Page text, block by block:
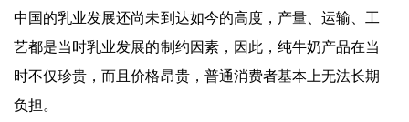
中国的乳业发展还尚未到达如今的高度，产量、运输、工
艺都是当时乳业发展的制约因素，因此，纯牛奶产品在当
时不仅珍贵，而且价格昂贵，普通消费者基本上无法长期
负担。